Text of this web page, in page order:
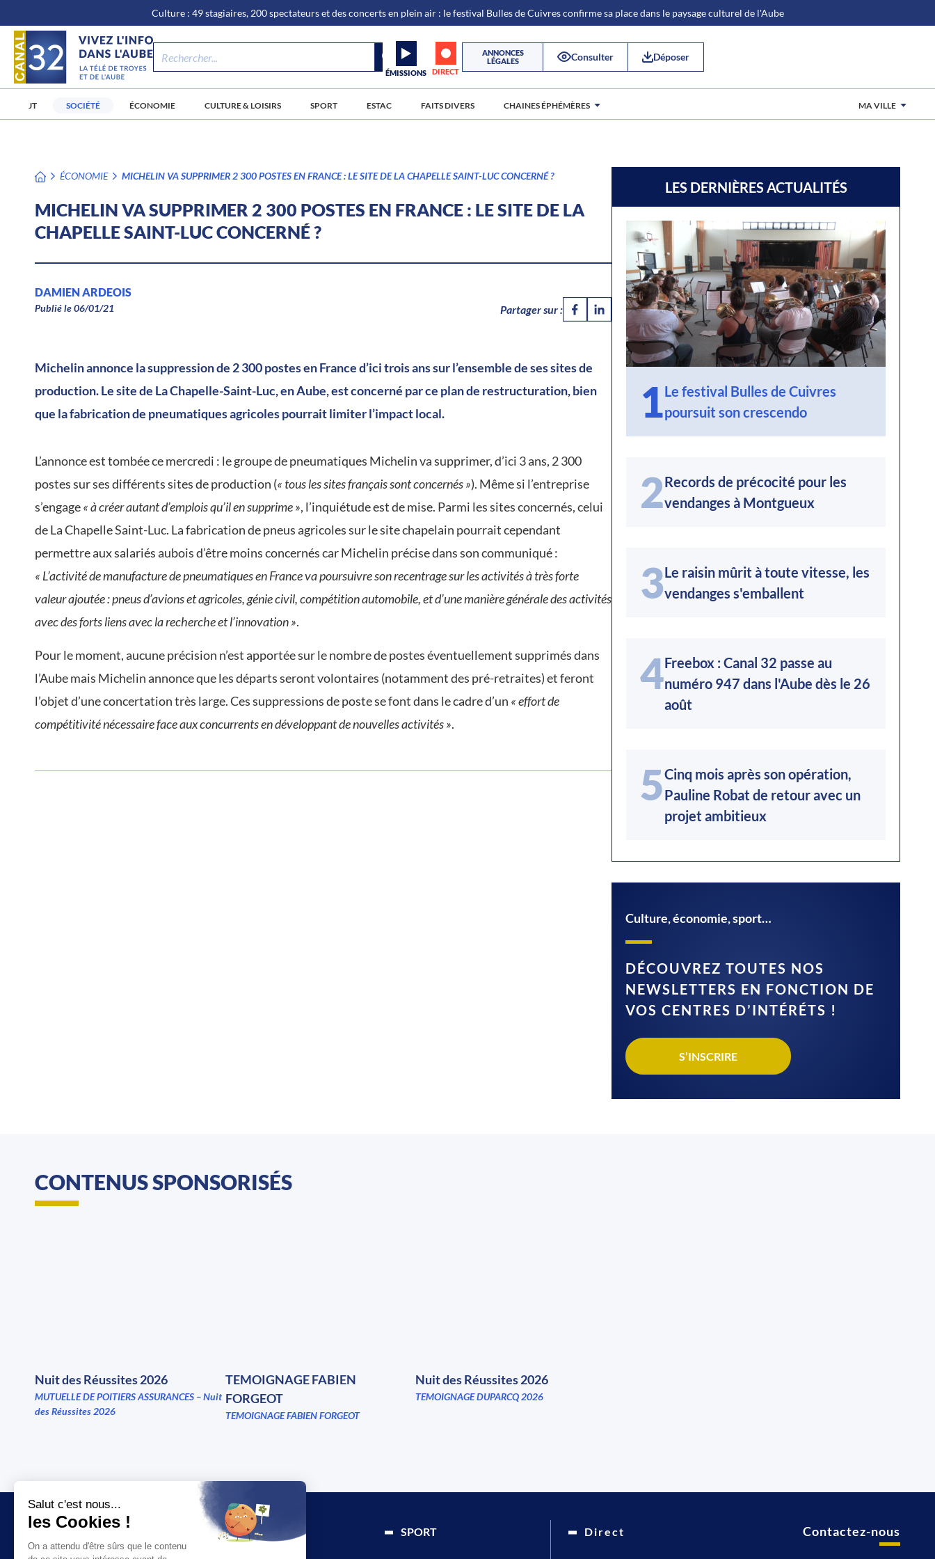
au
contenu
Culture : 49 stagiaires, 200 spectateurs et des concerts en plein air : le festival Bulles de Cuivres confirme sa place dans le paysage culturel de l'Aube
ÉMISSIONS DIRECT
ANNONCES
LÉGALES
Consulter Déposer
JT SOCIÉTÉ ÉCONOMIE CULTURE & LOISIRS SPORT ESTAC FAITS DIVERS CHAINES ÉPHÉMÈRES MA VILLE
ÉCONOMIE MICHELIN VA SUPPRIMER 2 300 POSTES EN FRANCE : LE SITE DE LA CHAPELLE SAINT-LUC CONCERNÉ ?
MICHELIN VA SUPPRIMER 2 300 POSTES EN FRANCE : LE SITE DE LA
CHAPELLE SAINT-LUC CONCERNÉ ?
DAMIEN ARDEOIS
Publié le 06/01/21 Partager sur :
Michelin annonce la suppression de 2 300 postes en France d’ici trois ans sur l’ensemble de ses sites de
production. Le site de La Chapelle-Saint-Luc, en Aube, est concerné par ce plan de restructuration, bien
que la fabrication de pneumatiques agricoles pourrait limiter l’impact local.
L’annonce est tombée ce mercredi : le groupe de pneumatiques Michelin va supprimer, d’ici 3 ans, 2 300
postes sur ses différents sites de production (« tous les sites français sont concernés »). Même si l’entreprise
s’engage« à créer autant d’emplois qu’il en supprime », l’inquiétude est de mise. Parmi les sites concernés, celui
de La Chapelle Saint-Luc. La fabrication de pneus agricoles sur le site chapelain pourrait cependant
permettre aux salariés aubois d’être moins concernés car Michelin précise dans son communiqué :
« L’activité de manufacture de pneumatiques en France va poursuivre son recentrage sur les activités à très forte
valeur ajoutée : pneus d’avions et agricoles, génie civil, compétition automobile, et d’une manière générale des activités
avec des forts liens avec la recherche et l’innovation ».
Pour le moment, aucune précision n’est apportée sur le nombre de postes éventuellement supprimés dans
l’Aube mais Michelin annonce que les départs seront volontaires (notamment des pré-retraites) et feront
l’objet d’une concertation très large. Ces suppressions de poste se font dans le cadre d’un « effort de
compétitivité nécessaire face aux concurrents en développant de nouvelles activités ».
LES DERNIÈRES ACTUALITÉS
1Le festival Bulles de Cuivres
poursuit son crescendo
2Records de précocité pour les
vendanges à Montgueux
3Le raisin mûrit à toute vitesse, les
vendanges s'emballent
4Freebox : Canal 32 passe au
numéro 947 dans l'Aube dès le 26
août
5Cinq mois après son opération,
Pauline Robat de retour avec un
projet ambitieux
Culture, économie, sport…
DÉCOUVREZ TOUTES NOS
NEWSLETTERS EN FONCTION DE
VOS CENTRES D’INTÉRÉTS !
S’INSCRIRE
CONTENUS SPONSORISÉS
Nuit des Réussites 2026
MUTUELLE DE POITIERS ASSURANCES – Nuit
des Réussites 2026
TEMOIGNAGE FABIEN
FORGEOT
TEMOIGNAGE FABIEN FORGEOT
Nuit des Réussites 2026
TEMOIGNAGE DUPARCQ 2026
JT SPORT Direct Contactez-nous